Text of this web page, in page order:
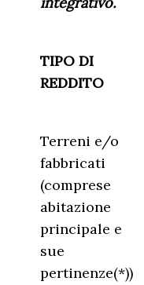
TIPO DI
REDDITO
Terreni e/o
fabbricati
(comprese
abitazione
principale e
sue
pertinenze(*))